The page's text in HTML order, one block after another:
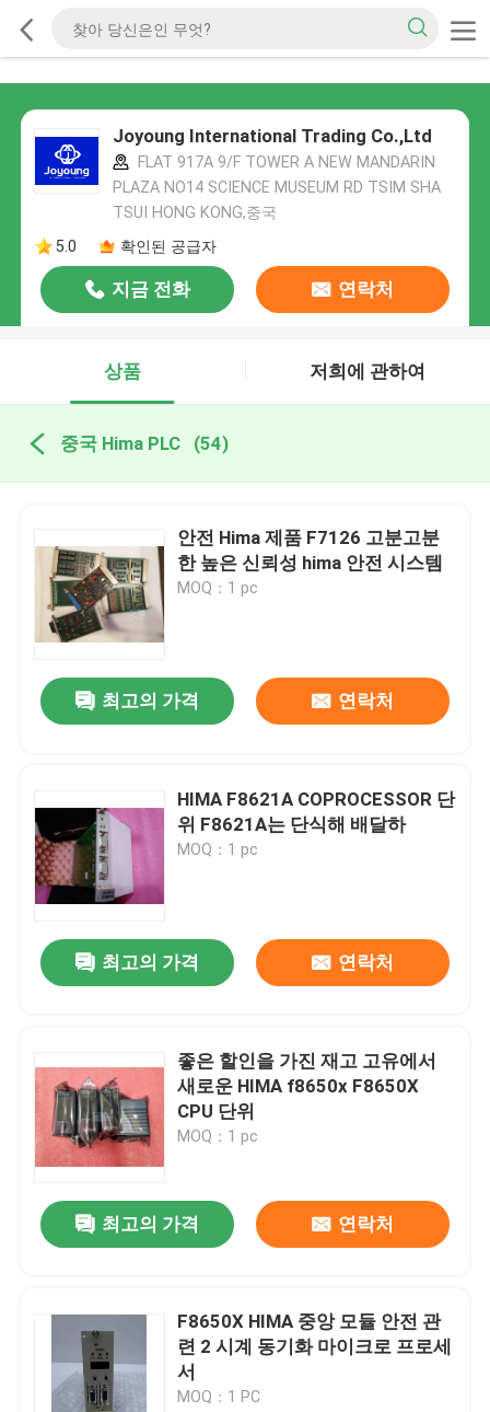
Joyoung International Trading Co.,Ltd
FLAT 917A 9/F TOWER A NEW MANDARIN
PLAZA NO14 SCIENCE MUSEUM RD TSIM SHA
TSUI HONG KONG,중국
5.0
확인된 공급자
지금 전화 연락처
상품 저희에 관하여
중국 Hima PLC (54)
안전 Hima 제품 F7126 고분고분
한 높은 신뢰성 hima 안전 시스템
MOQ：1 pc
최고의 가격 연락처
HIMA F8621A COPROCESSOR 단
위 F8621A는 단식해 배달하
MOQ：1 pc
최고의 가격 연락처
좋은 할인을 가진 재고 고유에서
새로운 HIMA f8650x F8650X
CPU 단위
MOQ：1 pc
최고의 가격 연락처
F8650X HIMA 중앙 모듈 안전 관
련 2 시계 동기화 마이크로 프로세
서
MOQ：1 PC